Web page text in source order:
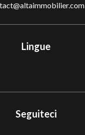
Lingue
Seguiteci